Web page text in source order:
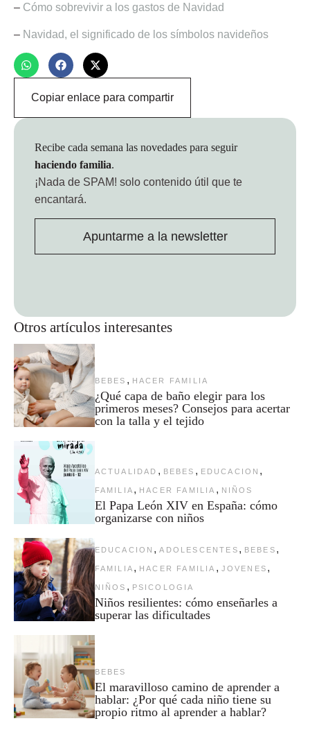
– Cómo sobrevivir a los gastos de Navidad
– Navidad, el significado de los símbolos navideños
Copiar enlace para compartir
Otros artículos interesantes
BEBES , HACER FAMILIA
¿Qué capa de baño elegir para los
primeros meses? Consejos para acertar
con la talla y el tejido
ACTUALIDAD , BEBES , EDUCACION ,
FAMILIA , HACER FAMILIA , NIÑOS
El Papa León XIV en España: cómo
organizarse con niños
EDUCACION , ADOLESCENTES , BEBES ,
FAMILIA , HACER FAMILIA , JOVENES ,
NIÑOS , PSICOLOGIA
Niños resilientes: cómo enseñarles a
superar las dificultades
BEBES
El maravilloso camino de aprender a
hablar: ¿Por qué cada niño tiene su
propio ritmo al aprender a hablar?
Recibe cada semana las novedades para seguir
haciendo familia.
¡Nada de SPAM! solo contenido útil que te
encantará.
Apuntarme a la newsletter